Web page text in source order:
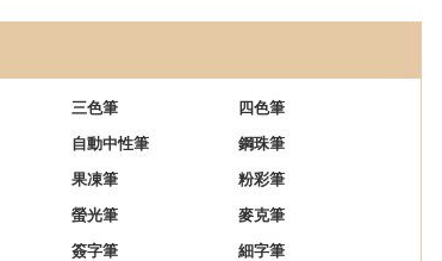
三色筆
四色筆
自動中性筆
鋼珠筆
果凍筆
粉彩筆
螢光筆
麥克筆
簽字筆
細字筆